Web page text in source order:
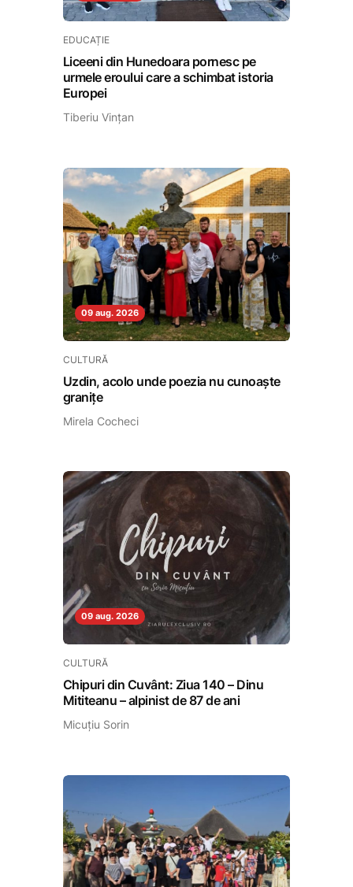
EDUCAȚIE
Liceeni din Hunedoara pornesc pe
urmele eroului care a schimbat istoria
Europei
Tiberiu Vințan
09 aug. 2026
CULTURĂ
Uzdin, acolo unde poezia nu cunoaște
granițe
Mirela Cocheci
09 aug. 2026
CULTURĂ
Chipuri din Cuvânt: Ziua 140 – Dinu
Mititeanu – alpinist de 87 de ani
Micuțiu Sorin